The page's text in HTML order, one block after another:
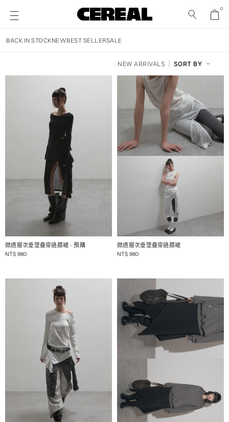
0
BACK IN STOCKNEWBEST SELLERSALE
NEW ARRIVALS SORT BY
RECOMMENDED
PRICE: LOW TO HIGH
PRICE: HIGH TO LOW
DISCOUNT: HIGH TO LOW
微透層次垂墜疊穿過膝裙 - 預購
NT$ 980
微透層次垂墜疊穿過膝裙
NT$ 980